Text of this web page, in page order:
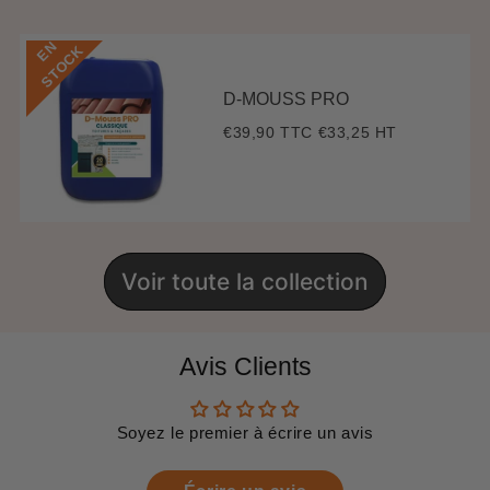
E
N
S
T
O
C
K
D-MOUSS PRO
Prix
€39,90 TTC €39,90
€33,25 HT
Voir toute la collection
Avis Clients
Soyez le premier à écrire un avis